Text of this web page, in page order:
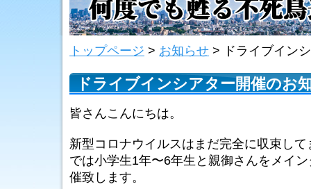
トップページ > お知らせ > ドライブイン
ドライブインシアター開催のお
皆さんこんにちは。
新型コロナウイルスはまだ完全に収束し
では小学生1年〜6年生と親御さんをメイ
催致します。